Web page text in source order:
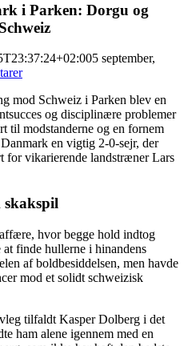
i Parken: Dorgu og
5 september,
mod Schweiz i Parken blev en
og disciplinære problemer
til modstanderne og en fornem
en vigtig 2-0-sejr, der
for vikarierende landstræner Lars
skakspil
hvor begge hold indtog
finde hullerne i hinandens
af boldbesiddelsen, men havde
mod et solidt schweizisk
tilfaldt Kasper Dolberg i det
ham alene igennem med en